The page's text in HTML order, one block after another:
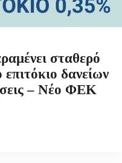
σταθερό
δανείων
– Νέο ΦΕΚ